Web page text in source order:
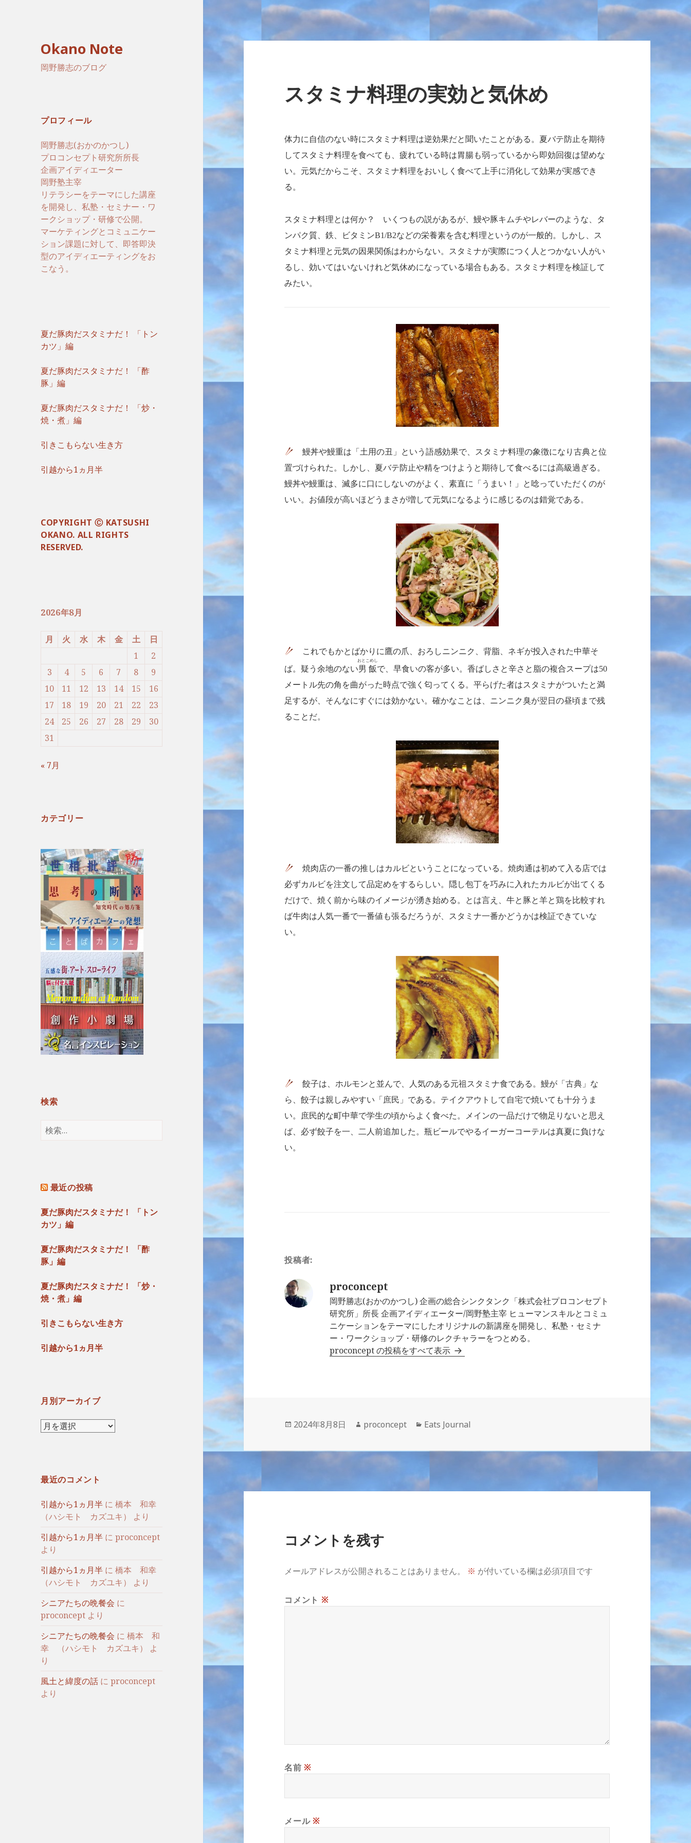
Okano Note
岡野勝志のブログ
プロフィール
岡野勝志(おかのかつし)
プロコンセプト研究所所長
企画アイディエーター
岡野塾主宰
リテラシーをテーマにした講座
を開発し、私塾・セミナー・ワ
ークショップ・研修で公開。
マーケティングとコミュニケー
ション課題に対して、即答即決
型のアイディエーティングをお
こなう。
夏だ豚肉だスタミナだ！ 「トン
カツ」編
夏だ豚肉だスタミナだ！ 「酢
豚」編
夏だ豚肉だスタミナだ！ 「炒・
焼・煮」編
引きこもらない生き方
引越から1ヵ月半
COPYRIGHT Ⓒ KATSUSHI
OKANO. ALL RIGHTS
RESERVED.
2026年8月
月 火 水 木 金 土
日
1
2
3
4 5 6 7 8
9
10
11 12 13 14 15
16
17
18 19 20 21 22
23
24
25 26 27 28 29
30
31
« 7月
カテゴリー
検索
検
索:
最近の投稿
夏だ豚肉だスタミナだ！ 「トン
カツ」編
夏だ豚肉だスタミナだ！ 「酢
豚」編
夏だ豚肉だスタミナだ！ 「炒・
焼・煮」編
引きこもらない生き方
引越から1ヵ月半
月別アーカイブ
月
カ
イ
ブ
最近のコメント
引越から1ヵ月半 に橋本 和幸
（ハシモト カズユキ）
より
引越から1ヵ月半 にproconcept
より
引越から1ヵ月半 に橋本 和幸
（ハシモト カズユキ）
より
シニアたちの晩餐会 に
proconcept より
シニアたちの晩餐会 に橋本 和
幸 （ハシモト カズユキ）
よ
り
風土と緯度の話 にproconcept
より
スタミナ料理の実効と気休め
体力に自信のない時にスタミナ料理は逆効果だと聞いたことがある。 夏バテ防止を期待
してスタミナ料理を食べても、疲れている時は胃腸も弱っているから即効回復は望めな
い。 元気だからこそ、スタミナ料理をおいしく食べて上手に消化して効果が実感でき
る。
スタミナ料理とは何か？ いくつもの説があるが、鰻や豚キムチやレバーのような、 タ
ンパク質、鉄、ビタミンB1/B2などの栄養素を含む料理というのが一般的。しかし、ス
タミナ料理と元気の因果関係はわからない。スタミナが実際につく人とつかない人がい
るし、効いてはいないけれど気休めになっている場合もある。スタミナ料理を検証して
みたい。
鰻丼や鰻重は「土用の丑」という語感効果で、スタミナ料理の象徴になり古典と位
置づけられた。しかし、夏バテ防止や精をつけようと期待して食べるには高級過ぎる。
鰻丼や鰻重は、滅多に口にしないのがよく、素直に「うまい！」と唸っていただくのが
いい。お値段が高いほどうまさが増して元気になるように感じるのは錯覚である。
これでもかとばかりに鷹の爪、おろしニンニク、背脂、ネギが投入された中華そ
ば。疑う余地のない男飯
おとこめし
で、早食いの客が多い。香ばしさと辛さと脂の複合スープは50
メートル先の角を曲がった時点で強く匂ってくる。平らげた者はスタミナがついたと満
足するが、そんなにすぐには効かない。確かなことは、ニンニク臭が翌日の昼頃まで残
ることだ。
焼肉店の一番の推しはカルビということになっている。焼肉通は初めて入る店では
必ずカルビを注文して品定めをするらしい。隠し包丁を巧みに入れたカルビが出てくる
だけで、焼く前から味のイメージが湧き始める。とは言え、牛と豚と羊と鶏を比較すれ
ば牛肉は人気一番で一番値も張るだろうが、スタミナ一番かどうかは検証できていな
い。
餃子は、ホルモンと並んで、人気のある元祖スタミナ食である。鰻が「古典」な
ら、餃子は親しみやすい「庶民」である。テイクアウトして自宅で焼いても十分うま
い。庶民的な町中華で学生の頃からよく食べた。メインの一品だけで物足りないと思え
ば、必ず餃子を一、二人前追加した。瓶ビールでやるイーガーコーテルは真夏に負けな
い。
投稿者:
proconcept
岡野勝志(おかのかつし) 企画の総合シンクタンク「株式会社プロコンセプト
研究所」所長 企画アイディエーター/岡野塾主宰 ヒューマンスキルとコミュ
ニケーションをテーマにしたオリジナルの新講座を開発し、私塾・セミナ
ー・ワークショップ・研修のレクチャラーをつとめる。
proconcept の投稿をすべて表示
投
日:
2024年8月8日
作
者
proconcept
カ
ゴ
Eats Journal
コメントを残す
メールアドレスが公開されることはありません。 ※ が付いている欄は必須項目です
コメント ※
名前※
メール※